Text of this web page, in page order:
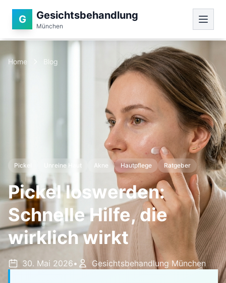
G Gesichtsbehandlung
München
Home Blog
Pickel Unreine Haut Akne Hautpflege Ratgeber
Pickel loswerden:
Schnelle Hilfe, die
wirklich wirkt
30. Mai 2026• Gesichtsbehandlung München